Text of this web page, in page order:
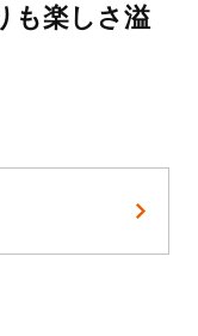
も楽しさ溢